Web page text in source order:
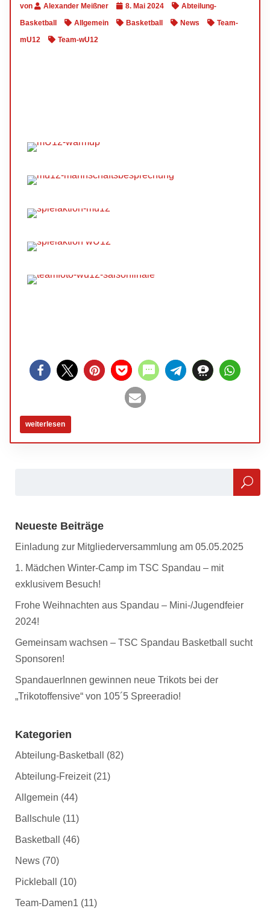
von Alexander Meißner 8. Mai 2024
Abteilung-
Basketball
Allgemein Basketball News
Team-
mU12
Team-wU12
weiterlesen
Neueste Beiträge
Einladung zur Mitgliederversammlung am 05.05.2025
1. Mädchen Winter-Camp im TSC Spandau – mit
exklusivem Besuch!
Frohe Weihnachten aus Spandau – Mini-/Jugendfeier
2024!
Gemeinsam wachsen – TSC Spandau Basketball sucht
Sponsoren!
SpandauerInnen gewinnen neue Trikots bei der
„Trikotoffensive“ von 105´5 Spreeradio!
Kategorien
Abteilung-Basketball (82)
Abteilung-Freizeit(21)
Allgemein (44)
Ballschule(11)
Basketball (46)
News(70)
Pickleball (10)
Team-Damen1 (11)